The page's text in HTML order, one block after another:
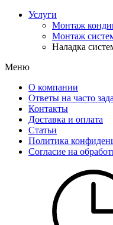
Услуги
Монтаж
Монтаж
Наладка
Меню
О компании
Ответы на часто
Контакты
Доставка и оплата
Статьи
Политика
Согласие на